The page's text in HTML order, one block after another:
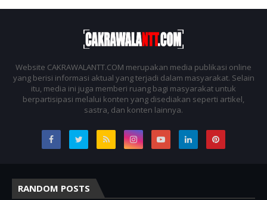
Website CAKRAWALANTT.COM merupakan media publikasi online
yang berisi informasi aktual yang terjadi dalam masyarakat. Selain
itu, media ini juga memberi ruang bagi masyarakat untuk
berpartisipasi melalui konten yang disediakan seperti artikel,
sastra, dan konten lainnya.
RANDOM POSTS